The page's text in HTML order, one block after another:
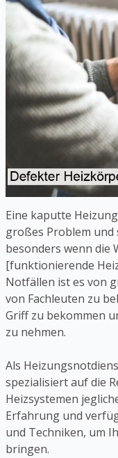
Eine kaputte
großes Problem
besonders wenn die
[funktionierende
Notfällen ist es von
von Fachleuten zu
Griff zu bekommen
zu nehmen.
Als
spezialisiert auf die
Heizsystemen
Erfahrung und
und Techniken, um
bringen.